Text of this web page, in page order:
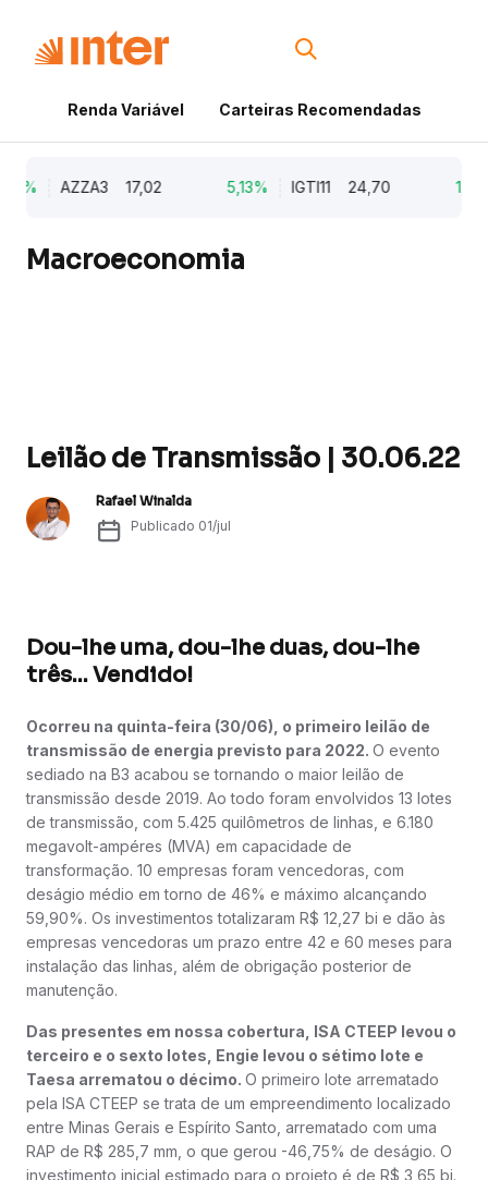
Renda Variável Carteiras Recomendadas
AZZA3 17,02 5,13% IGTI11 24,70 1,77%
Macroeconomia
Leilão de Transmissão | 30.06.22
Rafael Winalda
Publicado 01/jul
Dou-lhe uma, dou-lhe duas, dou-lhe
três... Vendido!
Ocorreu na quinta-feira (30/06), o primeiro leilão de
transmissão de energia previsto para 2022. O evento
sediado na B3 acabou se tornando o maior leilão de
transmissão desde 2019. Ao todo foram envolvidos 13 lotes
de transmissão, com 5.425 quilômetros de linhas, e 6.180
megavolt-ampéres (MVA) em capacidade de
transformação. 10 empresas foram vencedoras, com
deságio médio em torno de 46% e máximo alcançando
59,90%. Os investimentos totalizaram R$ 12,27 bi e dão às
empresas vencedoras um prazo entre 42 e 60 meses para
instalação das linhas, além de obrigação posterior de
manutenção.
Das presentes em nossa cobertura, ISA CTEEP levou o
terceiro e o sexto lotes, Engie levou o sétimo lote e
Taesa arrematou o décimo. O primeiro lote arrematado
pela ISA CTEEP se trata de um empreendimento localizado
entre Minas Gerais e Espírito Santo, arrematado com uma
RAP de R$ 285,7 mm, o que gerou -46,75% de deságio. O
investimento inicial estimado para o projeto é de R$ 3,65 bi.